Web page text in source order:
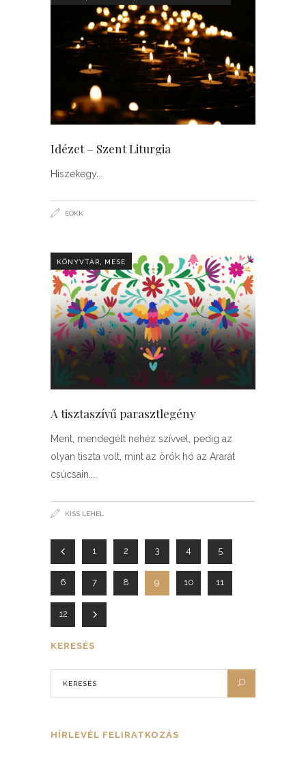
Idézet – Szent Liturgia
Hiszekegy
EÖKK
KÖNYVTÁR MESE
A tisztaszívű parasztlegény
Ment, mendegélt nehéz szívvel, pedig az
olyan tiszta volt, mint az örök hó az Ararát
csúcsain.
KISS LEHEL
1 2 3 4 5
6 7 8 9 10 11
12
KERESÉS
HÍRLEVÉL FELIRATKOZÁS